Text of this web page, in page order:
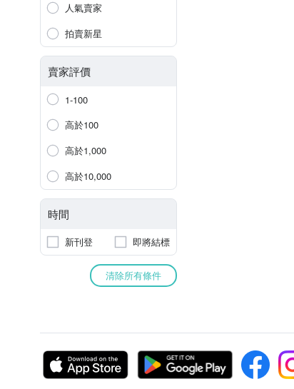
人氣賣家
拍賣新星
賣家評價
1-100
高於100
高於1,000
高於10,000
時間
新刊登 即將結標
清除所有條件